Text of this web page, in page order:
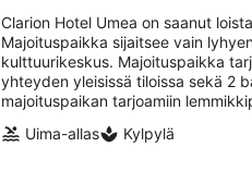
yö
Clarion Hotel Umea on saanut
Majoituspaikka sijaitsee vain
kulttuurikeskus. Majoituspaikka
yhteyden yleisissä tiloissa sekä 2
majoituspaikan tarjoamiin
Uima-allas
Kylpylä